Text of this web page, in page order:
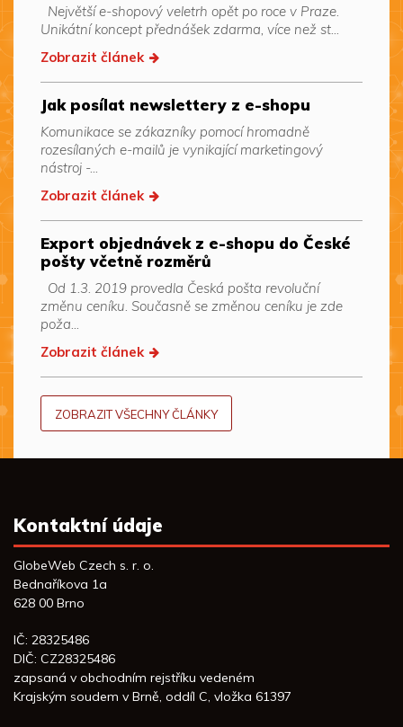
Největší e-shopový veletrh opět po roce v Praze.
Unikátní koncept přednášek zdarma, více než st...
Zobrazit článek
Jak posílat newslettery z e-shopu
Komunikace se zákazníky pomocí hromadně
rozesílaných e-mailů je vynikající marketingový
nástroj -...
Zobrazit článek
Export objednávek z e-shopu do České
pošty včetně rozměrů
Od 1.3. 2019 provedla Česká pošta revoluční
změnu ceníku. Současně se změnou ceníku je zde
poža...
Zobrazit článek
ZOBRAZIT VŠECHNY ČLÁNKY
Kontaktní údaje
GlobeWeb Czech s. r. o.
Bednaříkova 1a
628 00 Brno
IČ: 28325486
DIČ: CZ28325486
zapsaná v obchodním rejstříku vedeném
Krajským soudem v Brně, oddíl C, vložka 61397